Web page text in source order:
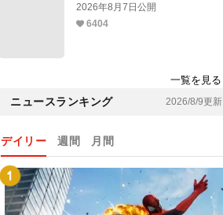
2026年8月7日公開
6404
一覧を見る
ニュースランキング 2026/8/9更新
デイリー 週間 月間